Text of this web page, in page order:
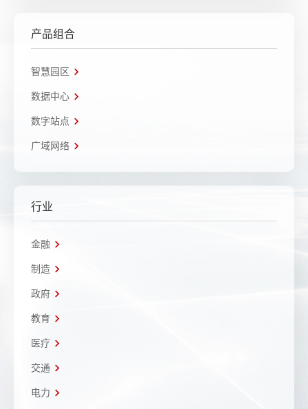
产品组合
智慧园区
数据中心
数字站点
广域网络
行业
金融
制造
政府
教育
医疗
交通
电力